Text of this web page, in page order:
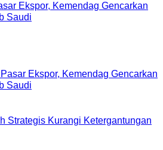
Ekspor, Kemendag Gencarkan
Saudi
Strategis Kurangi Ketergantungan